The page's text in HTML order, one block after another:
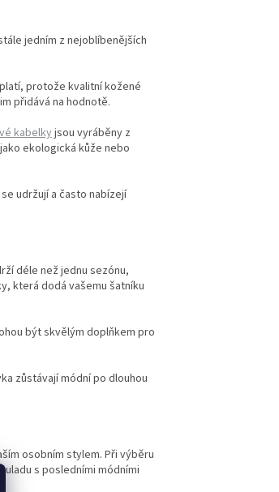
jedním z nejoblíbenějších
protože kvalitní kožené
přidává na hodnotě.
kabelkyjsou vyráběny z
ekologická kůže nebo
udržují a často nabízejí
déle než jednu sezónu,
která dodá vašemu šatníku
být skvělým doplňkem pro
zůstávají módní po dlouhou
osobním stylem. Při výběru
s posledními módními